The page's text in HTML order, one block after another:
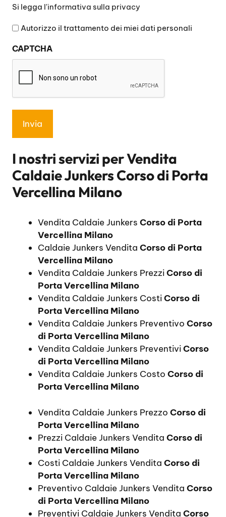
legga
l'informativa
privacy
Si legga l'informativa sulla privacy
Autorizzo il trattamento dei miei dati personali
CAPTCHA
I nostri servizi perVendita
Caldaie Junkers Corso di Porta
Vercellina Milano
Vendita Caldaie Junkers Corso di Porta
Vercellina Milano
Caldaie Junkers Vendita Corso di Porta
Vercellina Milano
Vendita Caldaie Junkers PrezziCorso di
Porta Vercellina Milano
Vendita Caldaie Junkers CostiCorso di
Porta Vercellina Milano
Vendita Caldaie Junkers Preventivo Corso
di Porta Vercellina Milano
Vendita Caldaie Junkers PreventiviCorso
di Porta Vercellina Milano
Vendita Caldaie Junkers Costo Corso di
Porta Vercellina Milano
Vendita Caldaie Junkers Prezzo Corso di
Porta Vercellina Milano
Prezzi Caldaie Junkers Vendita Corso di
Porta Vercellina Milano
Costi Caldaie Junkers Vendita Corso di
Porta Vercellina Milano
Preventivo Caldaie Junkers Vendita Corso
di Porta Vercellina Milano
Preventivi Caldaie Junkers Vendita Corso